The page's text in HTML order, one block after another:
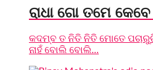
ରାଧା ଗୋ ତମେ
କଦମ୍ବ ତ ନିତି ନିତି ମୋତେ
ନାହଁ ବୋଲି ବୋଲି...